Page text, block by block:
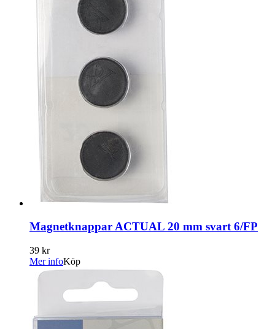
Magnetknappar ACTUAL 20 mm svart 6/FP
39 kr
Mer infoKöp